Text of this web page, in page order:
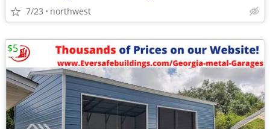
7/23 northwest
$5